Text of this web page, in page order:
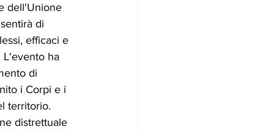
dell'Unione
di
efficaci e
L'evento ha
di
i Corpi e i
territorio.
distrettuale